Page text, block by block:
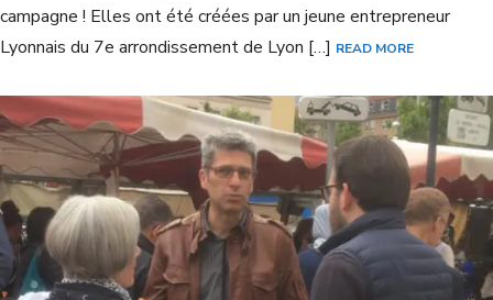
campagne ! Elles ont été créées par un jeune entrepreneur
Lyonnais du 7e arrondissement de Lyon […] READ MORE